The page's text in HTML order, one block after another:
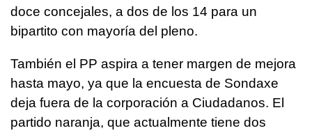
doce concejales, a dos de los 14 para un
bipartito con mayoría del pleno.
También el PP aspira a tener margen de mejora
hasta mayo, ya que la encuesta de Sondaxe
deja fuera de la corporación a Ciudadanos. El
partido naranja, que actualmente tiene dos